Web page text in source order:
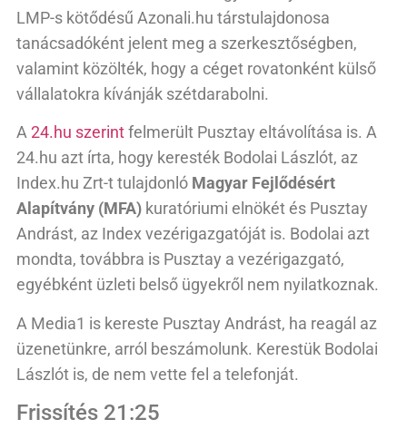
LMP-s kötődésű Azonali.hu társtulajdonosa
tanácsadóként jelent meg a szerkesztőségben,
valamint közölték, hogy a céget rovatonként külső
vállalatokra kívánják szétdarabolni.
A24.hu szerintfelmerült Pusztay eltávolítása is. A
24.hu azt írta, hogy keresték Bodolai Lászlót, az
Index.hu Zrt-t tulajdonló Magyar Fejlődésért
Alapítvány (MFA) kuratóriumi elnökét és Pusztay
Andrást, az Index vezérigazgatóját is. Bodolai azt
mondta, továbbra is Pusztay a vezérigazgató,
egyébként üzleti belső ügyekről nem nyilatkoznak.
A Media1 is kereste Pusztay Andrást, ha reagál az
üzenetünkre, arról beszámolunk. Kerestük Bodolai
Lászlót is, de nem vette fel a telefonját.
Frissítés 21:25